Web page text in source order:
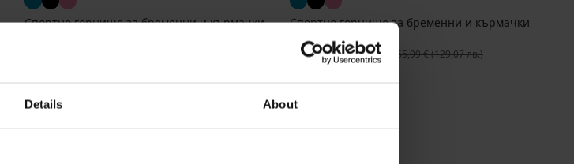
Details About
Спортно горнище за бременни и кърмачки
Спортно горнище за бременни и кърмачки
Намаление
39,59 €(77,43 лв.) Първоначална цена
65,99 €(129,07 лв.)